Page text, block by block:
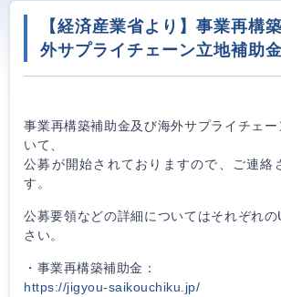
【経済産業省より】事業再構
外サプライチェーン立地補助
事業再構築補助金及び海外サプライチェ
いて、
公募が開始されておりますので、ご連絡
す。
公募要領などの詳細についてはそれぞれ
さい。
・事業再構築補助金：
https://jigyou-saikouchiku.jp/